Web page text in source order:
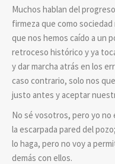
Muchos hablan del
firmeza que como
que nos hemos caído a un
retroceso histórico y ya
y dar marcha atrás en los
caso contrario, solo nos
justo antes y aceptar
No sé vosotros, pero yo no
la escarpada pared del
lo haga, pero no voy a
demás con ellos.